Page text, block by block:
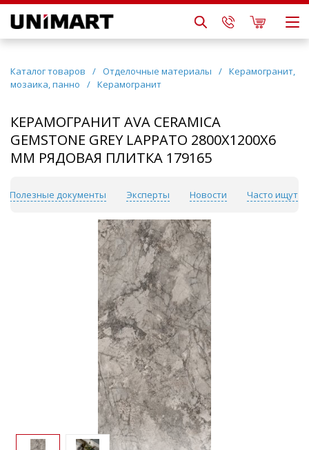
Каталог товаров / Отделочные материалы / Керамогранит,
мозаика, панно
/ Керамогранит
КЕРАМОГРАНИТ AVA CERAMICA
GEMSTONE GREY LAPPATO 2800Х1200Х6
ММ РЯДОВАЯ ПЛИТКА 179165
Полезные документы Эксперты Новости Часто ищут